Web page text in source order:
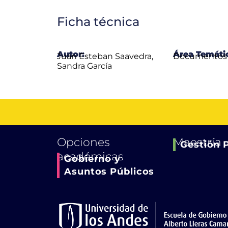
Ficha técnica
Autor:
Juan Esteban Saavedra,
Sandra García
Área
Documentos
Opciones
académicas
Gobierno y
Asuntos Públicos
Maestría
Gestión